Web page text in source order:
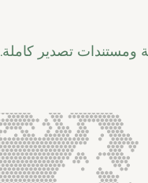
ومستندات تصدير كاملة.